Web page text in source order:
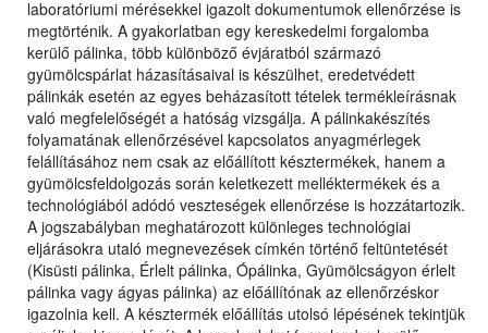
laboratóriumi mérésekkel igazolt dokumentumok ellenőrzése is
megtörténik. A gyakorlatban egy kereskedelmi forgalomba
kerülő pálinka, több különböző évjáratból származó
gyümölcspárlat házasításaival is készülhet, eredetvédett
pálinkák esetén az egyes beházasított tételek termékleírásnak
való megfelelőségét a hatóság vizsgálja. A pálinkakészítés
folyamatának ellenőrzésével kapcsolatos anyagmérlegek
felállításához nem csak az előállított késztermékek, hanem a
gyümölcsfeldolgozás során keletkezett melléktermékek és a
technológiából adódó veszteségek ellenőrzése is hozzátartozik.
A jogszabályban meghatározott különleges technológiai
eljárásokra utaló megnevezések címkén történő feltüntetését
(Kisüsti pálinka, Érlelt pálinka, Ópálinka, Gyümölcságyon érlelt
pálinka vagy ágyas pálinka) az előállítónak az ellenőrzéskor
igazolnia kell. A késztermék előállítás utolsó lépésének tekintjük